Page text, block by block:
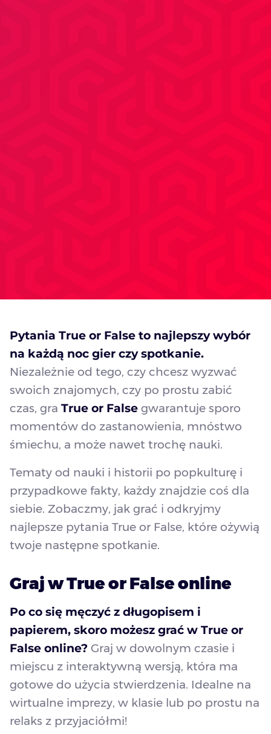
Pytania True or False to najlepszy wybór
na każdą noc gier czy spotkanie.
Niezależnie od tego, czy chcesz wyzwać
swoich znajomych, czy po prostu zabić
czas, gra True or False gwarantuje sporo
momentów do zastanowienia, mnóstwo
śmiechu, a może nawet trochę nauki.
Tematy od nauki i historii po popkulturę i
przypadkowe fakty, każdy znajdzie coś dla
siebie. Zobaczmy, jak grać i odkryjmy
najlepsze pytania True or False, które ożywią
twoje następne spotkanie.
Graj w True or False online
Po co się męczyć z długopisem i
papierem, skoro możesz grać w True or
False online? Graj w dowolnym czasie i
miejscu z interaktywną wersją, która ma
gotowe do użycia stwierdzenia. Idealne na
wirtualne imprezy, w klasie lub po prostu na
relaks z przyjaciółmi!